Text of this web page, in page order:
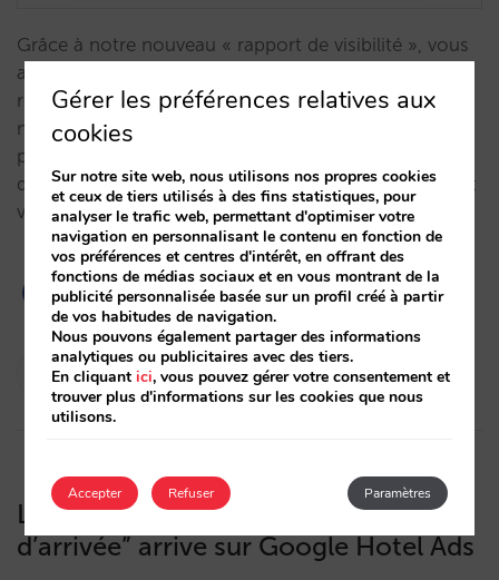
Grâce à notre nouveau « rapport de visibilité », vous
aurez une vision détaillée des investissements et des
retours de vos campagnes sur les canaux de
marketing en ligne : plus d’immédiateté et de temps
pour analyser les données, prendre les meilleures
décisions et continuer à optimiser vos campagnes et
vos ventes directes.…
Pablo Sánchez
23/11/2021
Le tant attendu multiplicateur “date
d’arrivée” arrive sur Google Hotel Ads
Gérer les préférences relatives aux
cookies
Sur notre site web, nous utilisons nos propres cookies
et ceux de tiers utilisés à des fins statistiques, pour
analyser le trafic web, permettant d'optimiser votre
navigation en personnalisant le contenu en fonction de
vos préférences et centres d'intérêt, en offrant des
fonctions de médias sociaux et en vous montrant de la
publicité personnalisée basée sur un profil créé à partir
de vos habitudes de navigation.
Nous pouvons également partager des informations
analytiques ou publicitaires avec des tiers.
En cliquantici, vous pouvez gérer votre consentement et
trouver plus d'informations sur les cookies que nous
utilisons.
Accepter Paramètres
Refuser